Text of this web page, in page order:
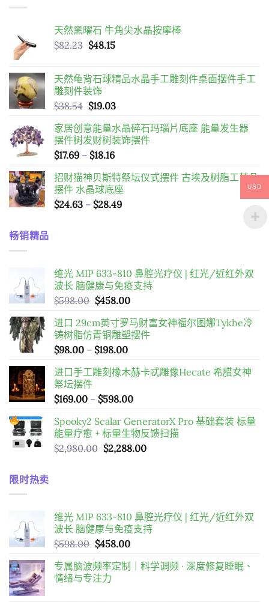
天然黑曜石 牛角尖水晶按摩棒
$82.23 原
格：
$82.23。
$48.15目
格：
天然龟背石球精品水晶手工雕刻件桌面摆件手工
雕刻件装饰
$38.54 原
價
格：
$38.54。
$19.03目
價
格：
家居创意能量水晶碎石玛瑙片底座 能量发生器
摆件树发财树装饰摆件
$17.69 – $18.16價
範
圍：
$17.69
招财猫神贝斯特祭坛仪式摆件 古埃及树脂工艺品
摆件 水晶球底座
$24.63 – $28.49價
到
$28.49
畅销精品
维光 MIP 633-810 鼻腔光疗仪 | 红光/近红外双
波长 脑健康与免疫支持
$598.00 原
價
格：
$598.00。
$458.00目
價
格：
进口 29cm英寸罗马财富女神福尔图娜Tykhe冷
铸树脂仿青铜雕塑摆件
$98.00 – $198.00價
範
$98.00
$198.00
进口手工雕刻橡木赫卡忒雕像Hecate 希腊女神
祭坛摆件
$169.00 – $598.00價
範
圍：
$169.00
Spooky2 Scalar GeneratorX Pro 基础套装 标量
能量疗愈 + 标量生物反馈扫描
$2,980.00 原
$2,288.00目
限时热卖
维光 MIP 633-810 鼻腔光疗仪 | 红光/近红外双
波长 脑健康与免疫支持
$598.00 原
價
格：
$458.00目
價
专属脑波频率定制｜科学调频 · 深度修复睡眠、
情绪与专注力
USD